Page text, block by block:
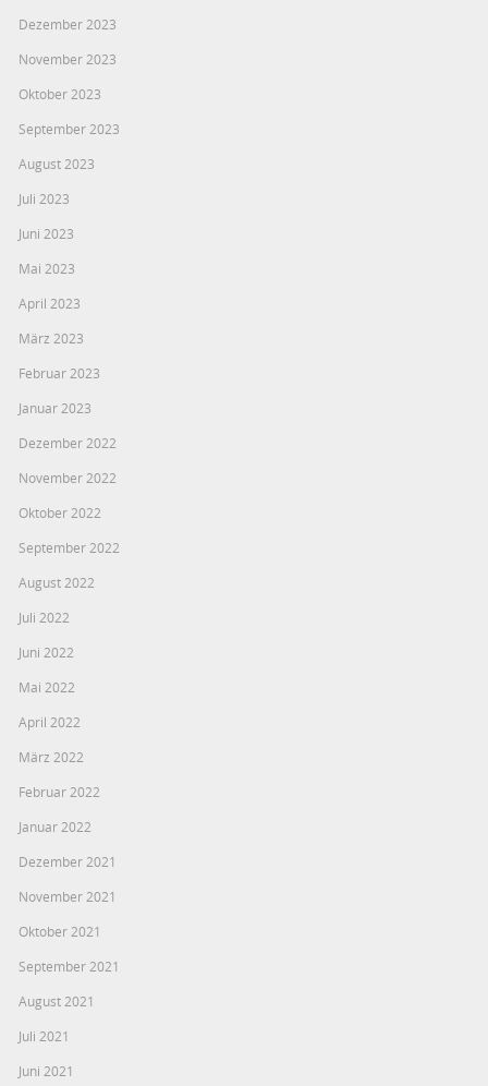
Dezember 2023
November 2023
Oktober 2023
September 2023
August 2023
Juli 2023
Juni 2023
Mai 2023
April 2023
März 2023
Februar 2023
Januar 2023
Dezember 2022
November 2022
Oktober 2022
September 2022
August 2022
Juli 2022
Juni 2022
Mai 2022
April 2022
März 2022
Februar 2022
Januar 2022
Dezember 2021
November 2021
Oktober 2021
September 2021
August 2021
Juli 2021
Juni 2021